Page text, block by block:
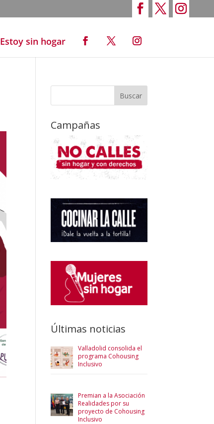
Estoy sin hogar
Campañas
Últimas noticias
Valladolid consolida el
programa Cohousing
Inclusivo
Premian a la Asociación
Realidades por su
proyecto de Cohousing
Inclusivo